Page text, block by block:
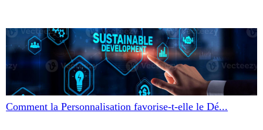
Comment la Personnalisation favorise-t-elle le Dé...